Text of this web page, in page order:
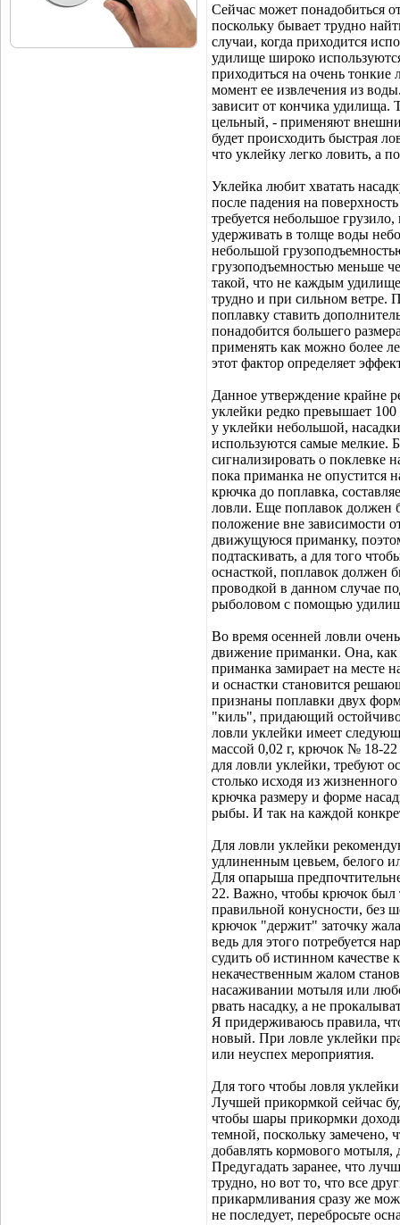
Сейчас может понадобиться
поскольку бывает трудно
случаи, когда приходится
удилище широко
приходиться на очень тонкие
момент ее извлечения из
зависит от кончика удилища.
цельный, - применяют
будет происходить быстрая
что уклейку легко ловить, а
Уклейка любит хватать
после падения на
требуется небольшое
удерживать в толще воды
небольшой
грузоподъемностью меньше
такой, что не каждым
трудно и при сильном ветре.
поплавку ставить
понадобится большего
применять как можно более
этот фактор определяет
Данное утверждение крайне
уклейки редко превышает
у уклейки небольшой,
используются самые мелкие.
сигнализировать о поклевке
пока приманка не опустится
крючка до поплавка,
ловли. Еще поплавок должен
положение вне зависимости
движущуюся приманку,
подтаскивать, а для того
оснасткой, поплавок должен
проводкой в данном случае
рыболовом с помощью
Во время осенней ловли
движение приманки. Она, как
приманка замирает на месте
и оснастки становится
признаны поплавки двух
"киль", придающий
ловли уклейки имеет
массой 0,02 г, крючок № 18-
для ловли уклейки, требуют
столько исходя из
крючка размеру и форме
рыбы. И так на каждой
Для ловли уклейки
удлиненным цевьем, белого
Для опарыша
22. Важно, чтобы крючок был
правильной конусности, без
крючок "держит" заточку
ведь для этого потребуется
судить об истинном
некачественным жалом
насаживании мотыля или
рвать насадку, а не
Я придерживаюсь правила,
новый. При ловле уклейки
или неуспех мероприятия.
Для того чтобы ловля
Лучшей прикормкой сейчас
чтобы шары прикормки
темной, поскольку замечено,
добавлять кормового
Предугадать заранее, что
трудно, но вот то, что все
прикармливания сразу же
не последует, перебросьте